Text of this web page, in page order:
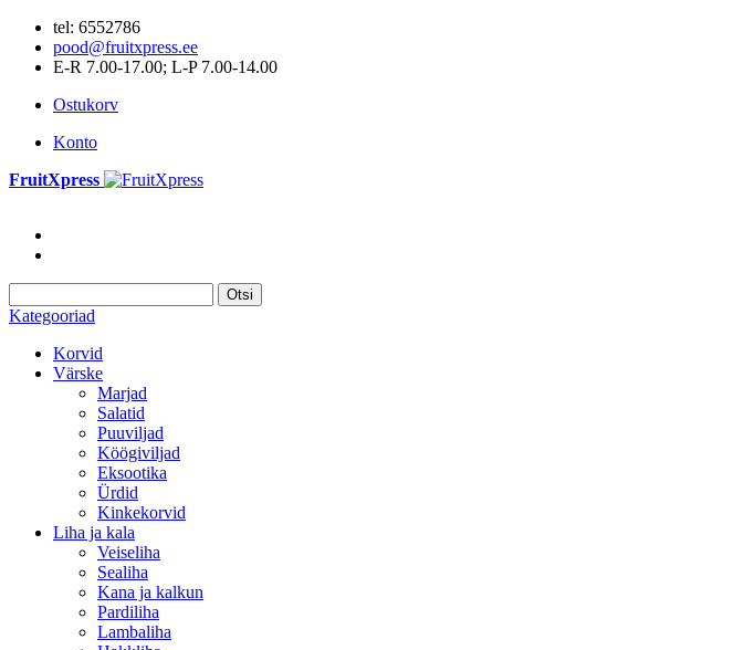
tel: 6552786
pood@fruitxpress.ee
E-R 7.00-17.00; L-P 7.00-14.00
Ostukorv
Konto
FruitXpress
Otsi
Kategooriad
Korvid
Värske
Marjad
Salatid
Puuviljad
Köögiviljad
Eksootika
Ürdid
Kinkekorvid
Liha ja kala
Veiseliha
Sealiha
Kana ja kalkun
Pardiliha
Lambaliha